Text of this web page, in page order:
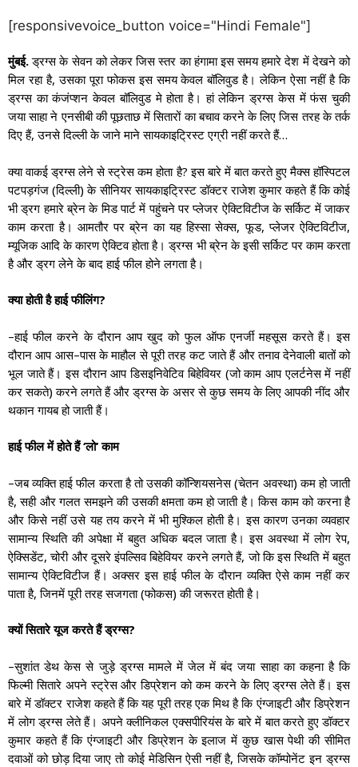
[responsivevoice_button voice="Hindi Female"]
मुंबई. ड्रग्स के सेवन को लेकर जिस स्तर का हंगामा इस समय हमारे देश में देखने को
मिल रहा है,उसका पूरा फोकस इस समय केवल बॉलिवुड है। लेकिन ऐसा नहीं है कि
ड्रग्स का कंजंप्शन केवल बॉलिवुड मे होता है। हां लेकिन ड्रग्स केस में फंस चुकी
जया साहा ने एनसीबी की पूछताछ में सितारों का बचाव करने के लिए जिस तरह के तर्क
दिए हैं,उनसे दिल्ली के जाने माने सायकाइट्रिस्ट एग्री नहीं करते हैं…
क्या वाकई ड्रग्स लेने से स्ट्रेस कम होता है?इस बारे में बात करते हुए मैक्स हॉस्पिटल
पटपड़गंज(दिल्ली)के सीनियर सायकाइट्रिस्ट डॉक्टर राजेश कुमार कहते हैं कि कोई
भी ड्रग हमारे ब्रेन के मिड पार्ट में पहुंचने पर प्लेजर ऐक्टिविटीज के सर्किट में जाकर
काम करता है। आमतौर पर ब्रेन का यह हिस्सा सेक्स,फूड,प्लेजर ऐक्टिविटीज,
म्यूजिक आदि के कारण ऐक्टिव होता है। ड्रग्स भी ब्रेन के इसी सर्किट पर काम करता
है और ड्रग लेने के बाद हाई फील होने लगता है।
क्या होती है हाई फीलिंग?
–हाई फील करने के दौरान आप खुद को फुल ऑफ एनर्जी महसूस करते हैं। इस
दौरान आप आस–पास के माहौल से पूरी तरह कट जाते हैं और तनाव देनेवाली बातों को
भूल जाते हैं। इस दौरान आप डिसइनिवेटिव बिहेवियर (जो काम आप एलर्टनेस में नहीं
कर सकते)करने लगते हैं और ड्रग्स के असर से कुछ समय के लिए आपकी नींद और
थकान गायब हो जाती हैं।
हाई फील में होते हैं‘लो‘काम
–जब व्यक्ति हाई फील करता है तो उसकी कॉन्शियसनेस(चेतन अवस्था)कम हो जाती
है,सही और गलत समझने की उसकी क्षमता कम हो जाती है। किस काम को करना है
और किसे नहीं उसे यह तय करने में भी मुश्किल होती है। इस कारण उनका व्यवहार
सामान्य स्थिति की अपेक्षा में बहुत अधिक बदल जाता है। इस अवस्था में लोग रेप,
ऐक्सिडेंट,चोरी और दूसरे इंपल्सिव बिहेवियर करने लगते हैं,जो कि इस स्थिति में बहुत
सामान्य ऐक्टिविटीज हैं। अक्सर इस हाई फील के दौरान व्यक्ति ऐसे काम नहीं कर
पाता है,जिनमें पूरी तरह सजगता(फोकस)की जरूरत होती है।
क्यों सितारे यूज करते हैं ड्रग्स?
–सुशांत डेथ केस से जुड़े ड्रग्स मामले में जेल में बंद जया साहा का कहना है कि
फिल्मी सितारे अपने स्ट्रेस और डिप्रेशन को कम करने के लिए ड्रग्स लेते हैं। इस
बारे में डॉक्टर राजेश कहते हैं कि यह पूरी तरह एक मिथ है कि एंग्जाइटी और डिप्रेशन
में लोग ड्रग्स लेते हैं। अपने क्लीनिकल एक्सपीरियंस के बारे में बात करते हुए डॉक्टर
कुमार कहते हैं कि एंग्जाइटी और डिप्रेशन के इलाज में कुछ खास पेथी की सीमित
दवाओं को छोड़ दिया जाए तो कोई मेडिसिन ऐसी नहीं है,जिसके कॉम्पोनेंट इन ड्रग्स